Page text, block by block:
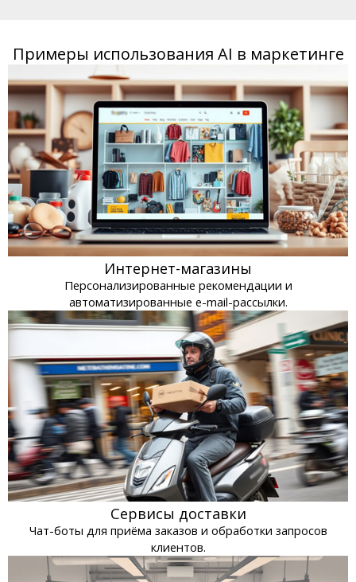
Примеры использования AI в маркетинге
Интернет-магазины
Персонализированные рекомендации и
автоматизированные e-mail-рассылки.
Сервисы доставки
Чат-боты для приёма заказов и обработки запросов
клиентов.